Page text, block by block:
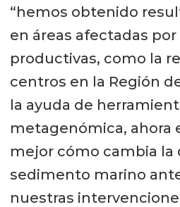
“hemos obtenido
en áreas afectadas
productivas, como la
centros en la Región
la ayuda de
metagenómica, ahora
mejor cómo cambia la
sedimento marino
nuestras